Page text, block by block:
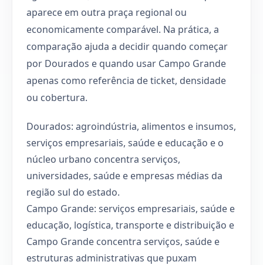
aparece em outra praça regional ou
economicamente comparável. Na prática, a
comparação ajuda a decidir quando começar
por Dourados e quando usar Campo Grande
apenas como referência de ticket, densidade
ou cobertura.
Dourados: agroindústria, alimentos e insumos,
serviços empresariais, saúde e educação e o
núcleo urbano concentra serviços,
universidades, saúde e empresas médias da
região sul do estado.
Campo Grande: serviços empresariais, saúde e
educação, logística, transporte e distribuição e
Campo Grande concentra serviços, saúde e
estruturas administrativas que puxam